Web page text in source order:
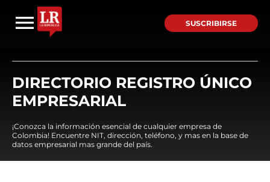
SUSCRIBIRSE
DIRECTORIO REGISTRO ÚNICO
EMPRESARIAL
¡Conozca la información esencial de cualquier empresa de
Colombia! Encuentre NIT, dirección, teléfono, y mas en la base de
datos empresarial mas grande del país.